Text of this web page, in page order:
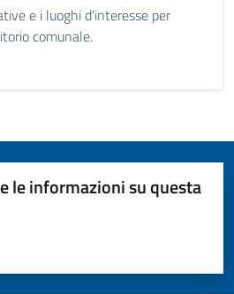
e i luoghi d'interesse per
comunale.
le informazioni su questa
stelle su 5
su 5
5